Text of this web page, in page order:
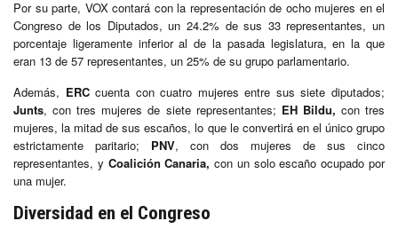
Por su parte, VOX contará con la representación de ocho mujeres en el
Congreso de los Diputados, un 24.2% de sus 33 representantes, un
porcentaje ligeramente inferior al de la pasada legislatura, en la que
eran 13 de 57 representantes, un 25% de su grupo parlamentario.
Además, ERCcuenta con cuatro mujeres entre sus siete diputados;
Junts, con tres mujeres de siete representantes; EH Bildu, con tres
mujeres, la mitad de sus escaños, lo que le convertirá en el único grupo
estrictamente paritario; PNV, con dos mujeres de sus cinco
representantes, y Coalición Canaria, con un solo escaño ocupado por
una mujer.
Diversidad en el Congreso